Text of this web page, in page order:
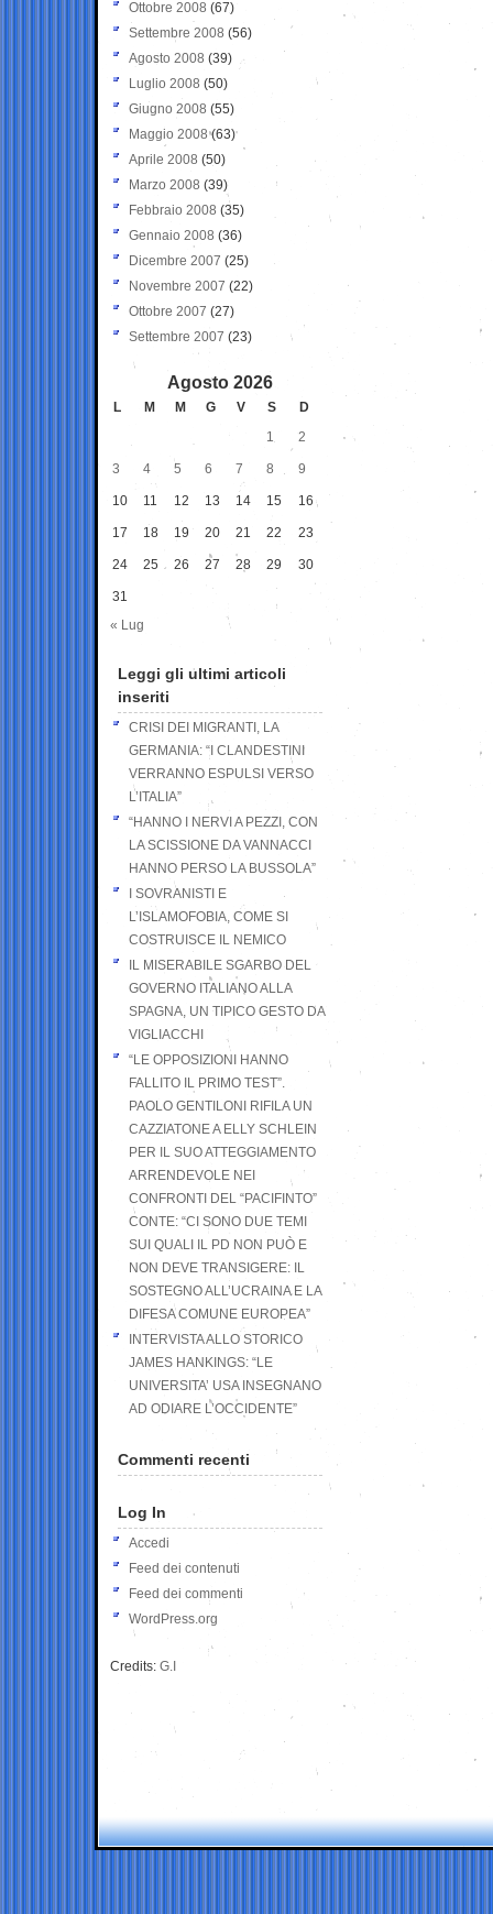
Ottobre 2008 (67)
Settembre 2008 (56)
Agosto 2008 (39)
Luglio 2008 (50)
Giugno 2008 (55)
Maggio 2008(63)
Aprile 2008 (50)
Marzo 2008 (39)
Febbraio 2008 (35)
Gennaio 2008 (36)
Dicembre 2007 (25)
Novembre 2007 (22)
Ottobre 2007 (27)
Settembre 2007 (23)
Agosto 2026
L M M G V S
D
1
2
3 4 5 6 7 8 9
10 11 12 13 14 15 16
17 18 19 20 21 22 23
24 25 26 27 28 29 30
31
« Lug
Leggi gli ultimi articoli
inseriti
CRISI DEI MIGRANTI, LA
GERMANIA: “I CLANDESTINI
VERRANNO ESPULSI VERSO
L’ITALIA”
“HANNO I NERVI A PEZZI, CON
LA SCISSIONE DA VANNACCI
HANNO PERSO LA BUSSOLA”
I SOVRANISTI E
L’ISLAMOFOBIA, COME SI
COSTRUISCE IL NEMICO
IL MISERABILE SGARBO DEL
GOVERNO ITALIANO ALLA
SPAGNA, UN TIPICO GESTO DA
VIGLIACCHI
“LE OPPOSIZIONI HANNO
FALLITO IL PRIMO TEST”.
PAOLO GENTILONI RIFILA UN
CAZZIATONE A ELLY SCHLEIN
PER IL SUO ATTEGGIAMENTO
ARRENDEVOLE NEI
CONFRONTI DEL “PACIFINTO”
CONTE: “CI SONO DUE TEMI
SUI QUALI IL PD NON PUÒ E
NON DEVE TRANSIGERE: IL
SOSTEGNO ALL’UCRAINA E LA
DIFESA COMUNE EUROPEA”
INTERVISTA ALLO STORICO
JAMES HANKINGS: “LE
UNIVERSITA’ USA INSEGNANO
AD ODIARE L’OCCIDENTE”
Commenti recenti
Log In
Accedi
Feed dei contenuti
Feed dei commenti
WordPress.org
Credits: G.I